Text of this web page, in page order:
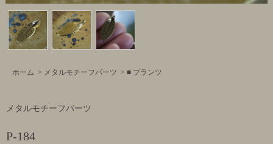
ホーム > メタルモチーフパーツ > ■ プランツ
メタルモチーフパーツ
P-184